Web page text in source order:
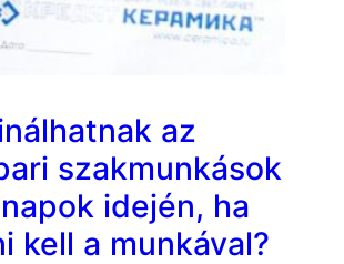
az
szakmunkások
idején, ha
kell a munkával?